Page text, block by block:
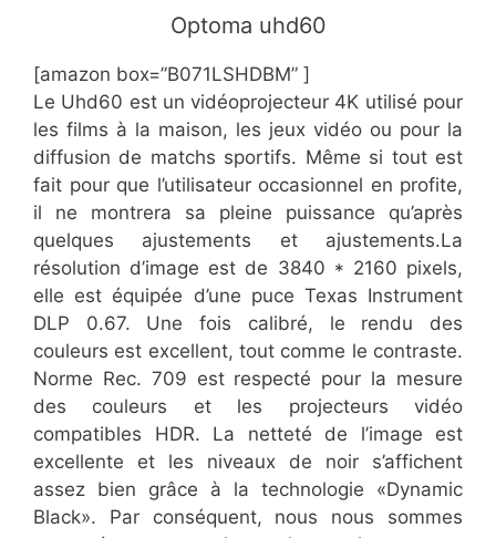
​​Optoma uhd60
[amazon box=”​​B071LSHDBM” ]
​Le Uhd60 est un vidéoprojecteur 4K utilisé pour
les films à la maison, les jeux vidéo ou pour la
diffusion de matchs sportifs. Même si tout est
fait pour que l’utilisateur occasionnel en profite,
il ne montrera sa pleine puissance qu’après
quelques ajustements et ajustements.La
résolution d’image est de 3840 * 2160 pixels,
elle est équipée d’une puce Texas Instrument
DLP 0.67. Une fois calibré, le rendu des
couleurs est excellent, tout comme le contraste.
Norme Rec. 709 est respecté pour la mesure
des couleurs et les projecteurs vidéo
compatibles HDR. La netteté de l’image est
excellente et les niveaux de noir s’affichent
assez bien grâce à la technologie «Dynamic
Black». Par conséquent, nous nous sommes